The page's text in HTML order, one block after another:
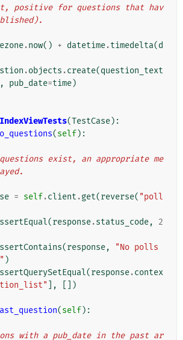
.now() + datetime.timedelta(d
.objects .create(question_text
, pub_date=time)
(TestCase):
(self):
= self.client .get(reverse( "poll
(response.status_code,
2
(response,
"No polls
)
(response.contex
], [])
(self):